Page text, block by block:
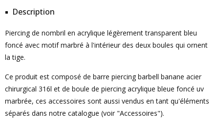
Description
Piercing de nombril en acrylique légèrement transparent bleu
foncé avec motif marbré à l'intérieur des deux boules qui ornent
la tige.
Ce produit est composé de barre piercing barbell banane acier
chirurgical 316l et de boule de piercing acrylique bleue foncé uv
marbrée, ces accessoires sont aussi vendus en tant qu'éléments
séparés dans notre catalogue (voir "Accessoires").